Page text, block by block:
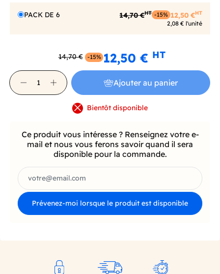
PACK DE 6 14,70 €HT -15% 12,50 €HT
2,08 € l'unité
14,70 € -15% 12,50 € HT
Ajouter au panier
Bientôt disponible
Ce produit vous intéresse ? Renseignez votre e-
mail et nous vous ferons savoir quand il sera
disponible pour la commande.
Prévenez-moi lorsque le produit est disponible